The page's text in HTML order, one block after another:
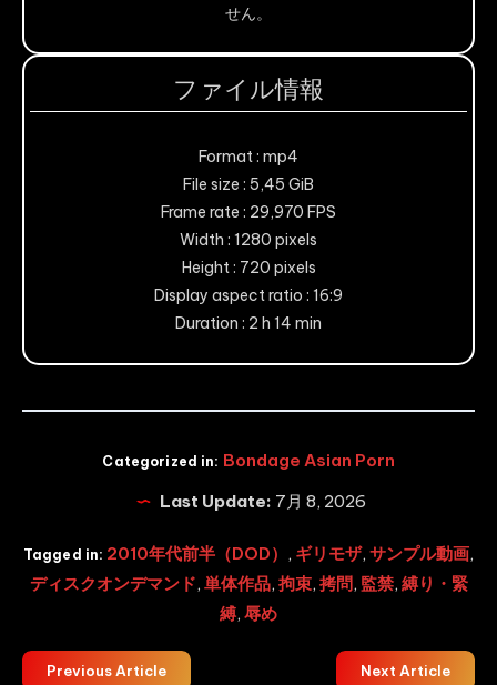
せん。
ファイル情報
Format : mp4
File size : 5,45 GiB
Frame rate : 29,970 FPS
Width : 1280 pixels
Height : 720 pixels
Display aspect ratio : 16:9
Duration : 2 h 14 min
Categorized in: Bondage Asian Porn
Last Update: 7月 8, 2026
Tagged in: 2010年代前半（DOD） , ギリモザ,サンプル動画,
ディスクオンデマンド, 単体作品, 拘束, 拷問, 監禁, 縛り・緊
縛, 辱め
Previous Article Next Article